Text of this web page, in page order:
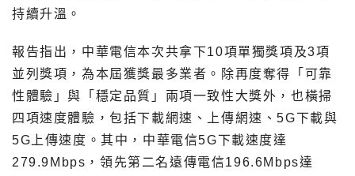
持續升溫。
報告指出，中華電信本次共拿下10項單獨獎項及3項
並列獎項，為本屆獲獎最多業者。除再度奪得「可靠
性體驗」與「穩定品質」兩項一致性大獎外，也橫掃
四項速度體驗，包括下載網速、上傳網速、5G下載與
5G上傳速度。其中，中華電信5G下載速度達
279.9Mbps，領先第二名遠傳電信196.6Mbps達